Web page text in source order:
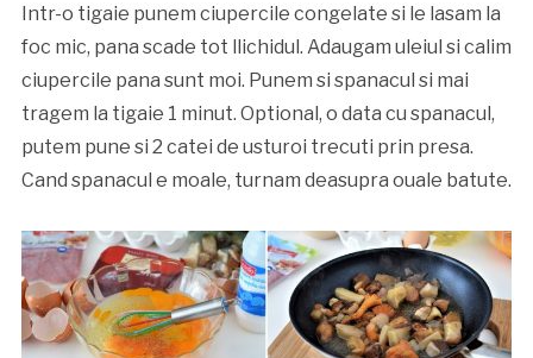
Intr-o tigaie punem ciupercile congelate si le lasam la
foc mic, pana scade tot llichidul. Adaugam uleiul si calim
ciupercile pana sunt moi. Punem si spanacul si mai
tragem la tigaie 1 minut. Optional, o data cu spanacul,
putem pune si 2 catei de usturoi trecuti prin presa.
Cand spanacul e moale, turnam deasupra ouale batute.